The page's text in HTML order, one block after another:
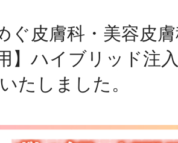
ぐ皮膚科・美容皮
】ハイブリッド注
たしました。